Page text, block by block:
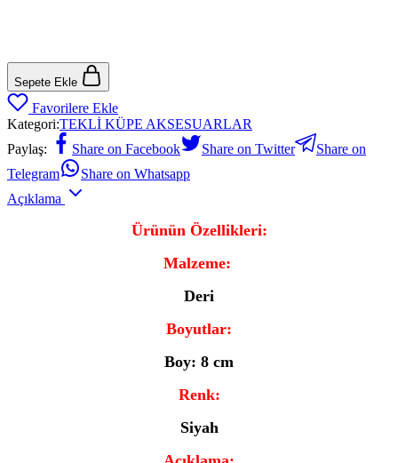
Sepete Ekle
Favorilere Ekle
Kategori:TEKLİ KÜPE AKSESUARLAR
Paylaş:
Share on Facebook Share on Twitter
Share on
Telegram
Share on Whatsapp
Açıklama
Ürünün Özellikleri:
Malzeme:
Deri
Boyutlar:
Boy: 8 cm
Renk:
Siyah